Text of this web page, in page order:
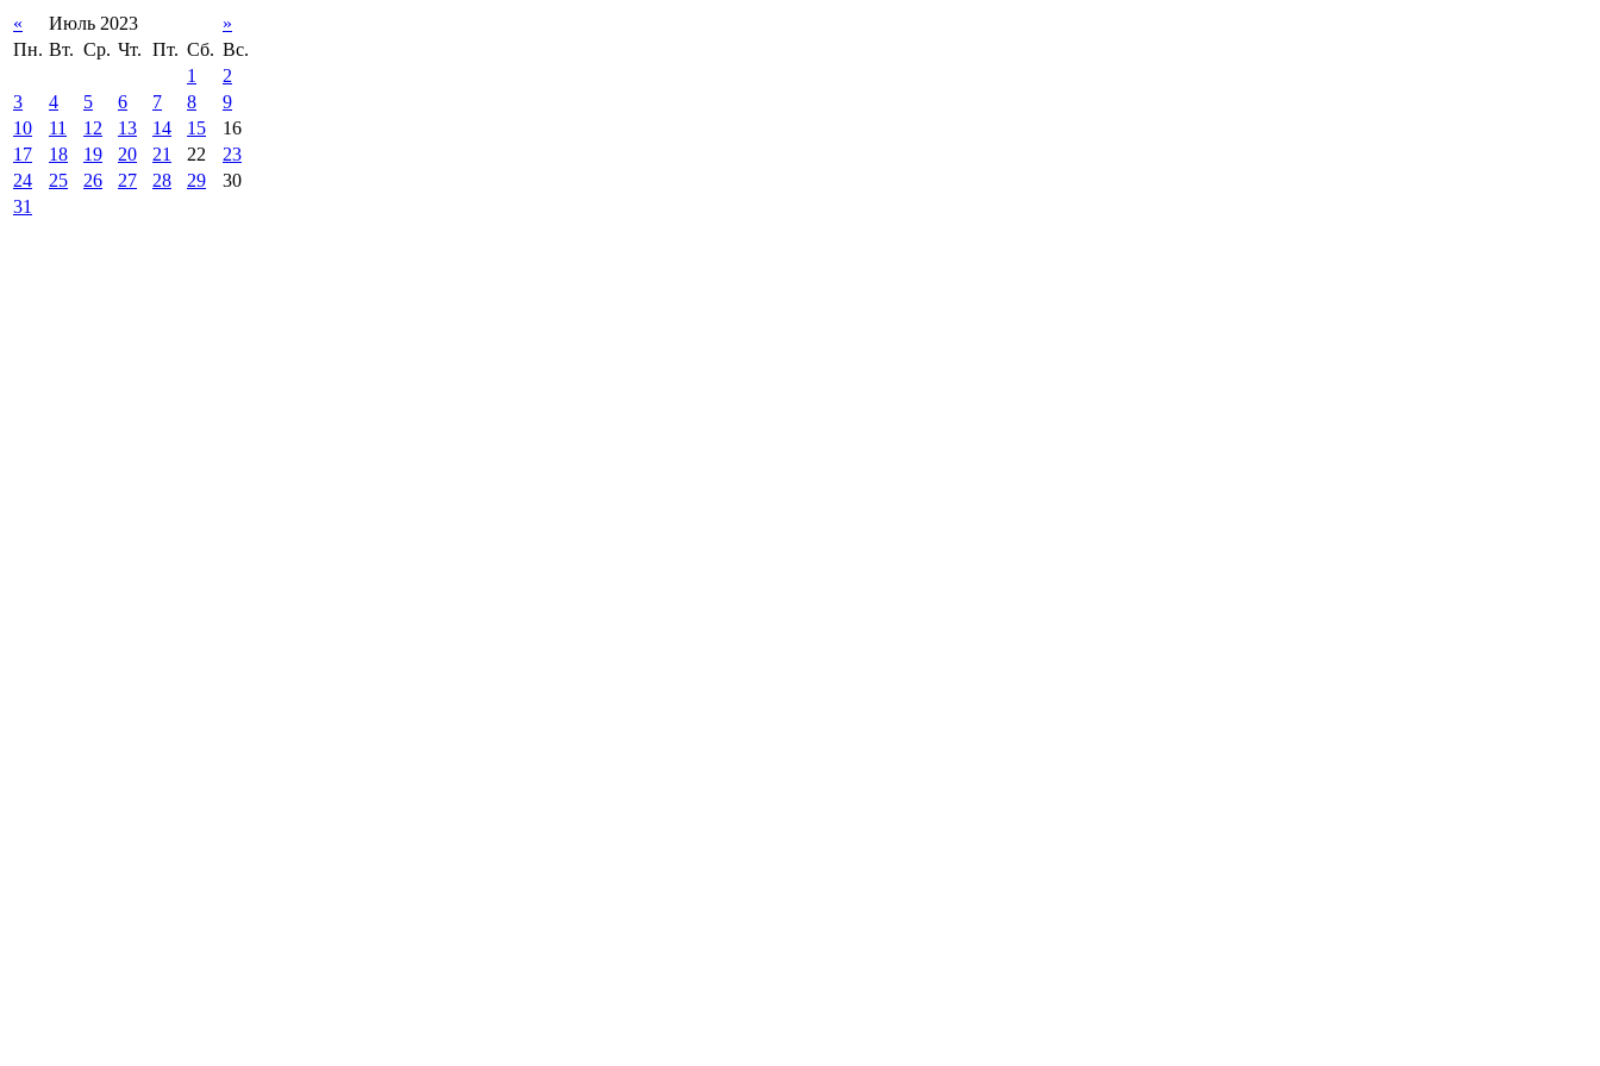
« Июль 2023
»
Пн. Вт. Ср. Чт. Пт. Сб. Вс.
1
2
3
4 5 6 7 8
9
10
11 12 13 14 15
16
17
18 19 20 21 22
23
24
25 26 27 28 29
30
31